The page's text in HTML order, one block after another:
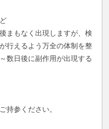
まもなく出現しますが、検
行えるよう万全の体制を整
数日後に副作用が出現する
持参ください。